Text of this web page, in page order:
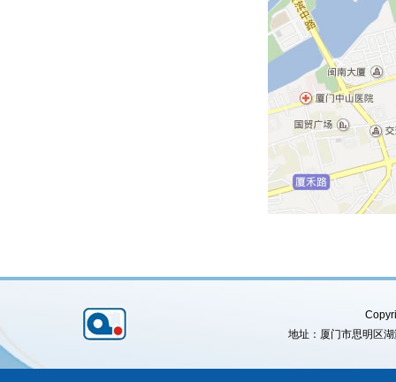
地址：厦门市思明区